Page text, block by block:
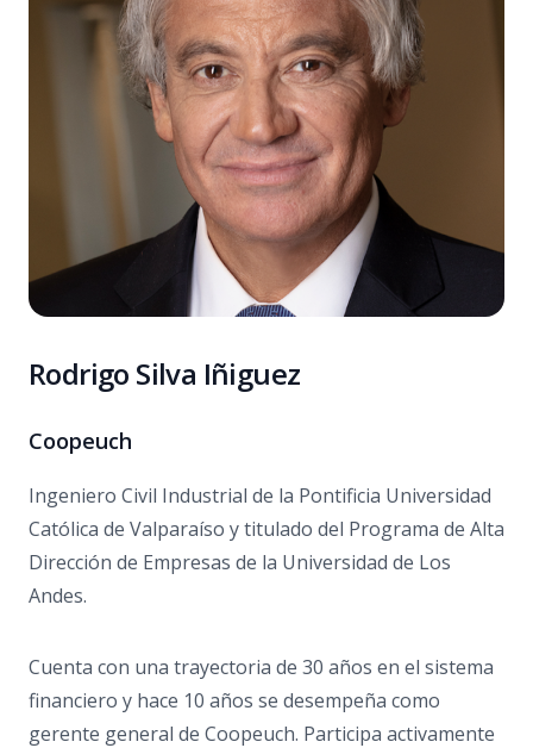
Rodrigo Silva Iñiguez
Coopeuch
Ingeniero Civil Industrial de la Pontificia Universidad
Católica de Valparaíso y titulado del Programa de Alta
Dirección de Empresas de la Universidad de Los
Andes.
Cuenta con una trayectoria de 30 años en el sistema
financiero y hace 10 años se desempeña como
gerente general de Coopeuch. Participa activamente